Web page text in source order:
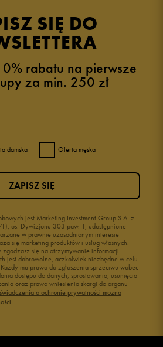
i zweryfikowanych przez
6%
3%
SIĘ DO
rabatu na pierwsze
za min. 250 zł
damska Oferta męska
jest Marketing Investment Group S.A. z
os. Dywizjonu 303 paw. 1, udostępnione
w prawnie uzasadnionym interesie
się marketing produktów i usług własnych.
zgadzasz się na otrzymywanie informacji
jest dobrowolne, aczkolwiek niezbędne w celu
ma prawo do zgłoszenia sprzeciwu wobec
dostępu do danych, sprostowania, usunięcia
oraz prawo wniesienia skargi do organu
o ochronie prywatności można
ZAPISZ SIĘ